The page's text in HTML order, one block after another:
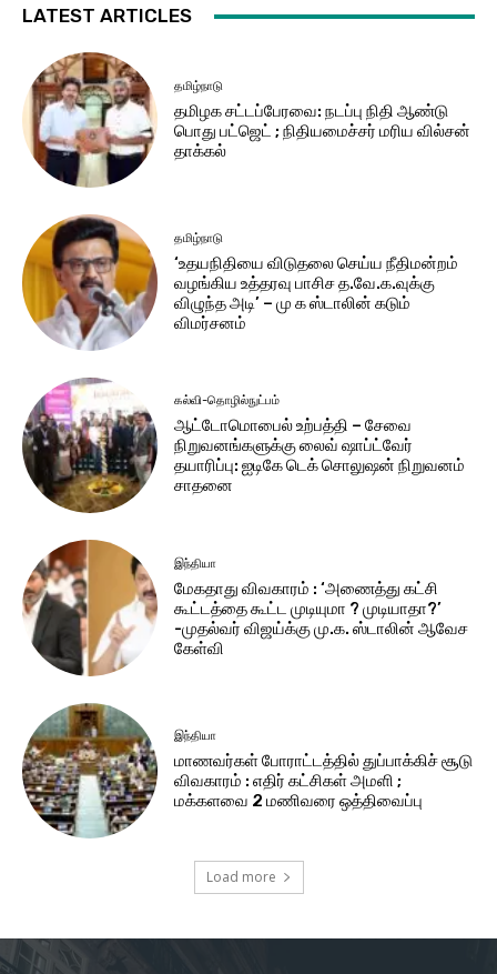
LATEST ARTICLES
தமிழ்நாடு
தமிழக சட்டப்பேரவை: நடப்பு நிதி ஆண்​டு
பொது பட்ஜெட் ; நிதியமைச்சர் மரிய வில்சன்
தாக்​கல்
தமிழ்நாடு
‘உதயநிதியை விடுதலை செய்ய நீதிமன்றம்
வழங்கிய உத்தரவு பாசிச த.வே.க.வுக்கு
விழுந்த அடி’ – மு க ஸ்டாலின் கடும்
விமர்சனம்
கல்வி-தொழில்நுட்பம்
ஆட்டோமொபைல் உற்பத்தி – சேவை
நிறுவனங்களுக்கு லைவ் ஷாப்ட்வேர்
தயாரிப்பு: ஐடிகே டெக் சொலுஷன் நிறுவனம்
சாதனை
இந்தியா
மேகதாது விவகாரம் : ‘அணைத்து கட்சி
கூட்டத்தை கூட்ட முடியுமா ? முடியாதா?’
-முதல்வர் விஜய்க்கு மு.க. ஸ்டாலின் ஆவேச
கேள்வி
இந்தியா
மாணவர்கள் போராட்டத்தில் துப்பாக்கிச் சூடு
விவகாரம் : எதிர் கட்சிகள் அமளி ;
மக்களவை 2 மணிவரை ஒத்திவைப்பு
Load more